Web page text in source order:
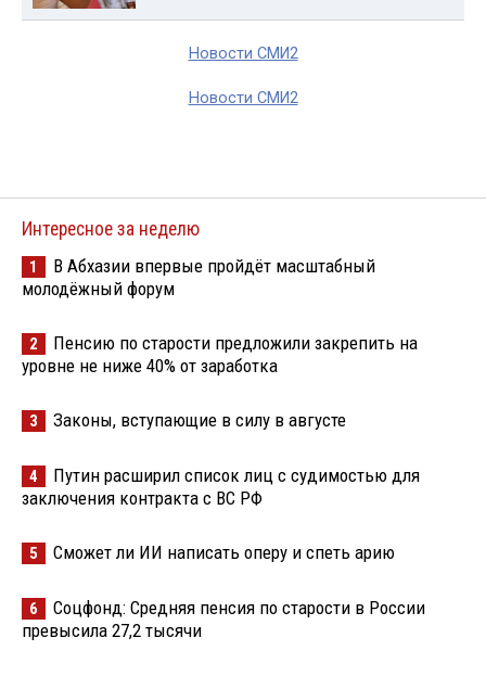
Новости СМИ2
Новости СМИ2
Интересное за неделю
1
В Абхазии впервые пройдёт масштабный
молодёжный форум
2
Пенсию по старости предложили закрепить на
уровне не ниже 40% от заработка
3 Законы, вступающие в силу в августе
4
Путин расширил список лиц с судимостью для
заключения контракта с ВС РФ
5 Сможет ли ИИ написать оперу и спеть арию
6
Соцфонд: Средняя пенсия по старости в России
превысила 27,2 тысячи